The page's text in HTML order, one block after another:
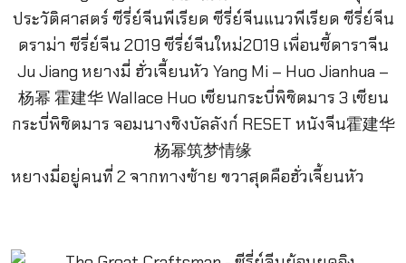
หยางมี่อยู่คนที่ 2 จากทางซ้าย ขวาสุดคือฮั่วเจี้ยนหัว